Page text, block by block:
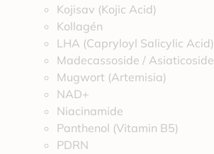
Kojisav (Kojic Acid)
Kollagén
LHA (Capryloyl Salicylic Acid)
Madecassoside / Asiaticoside
Mugwort (Artemisia)
NAD+
Niacinamide
Panthenol (Vitamin B5)
PDRN